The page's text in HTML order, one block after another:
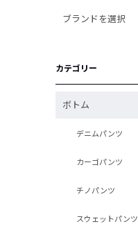
ブランドを選択
カテゴリー
ボトム
デニムパンツ
カーゴパンツ
チノパンツ
スウェットパンツ